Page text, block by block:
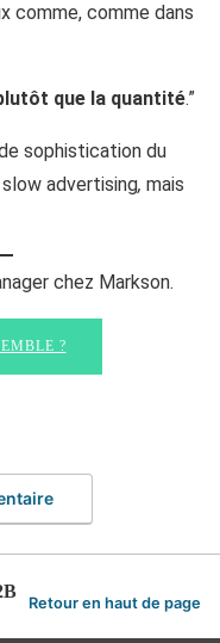
comme, comme dans
que la quantité.”
sophistication du
advertising, mais
chez Markson.
?
Retour en haut de page